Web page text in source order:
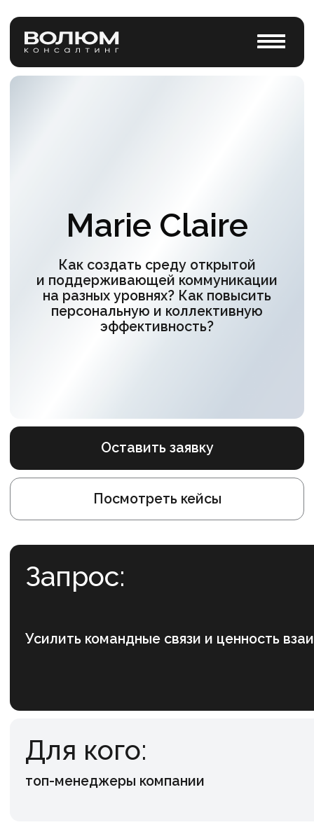
на разных уровнях? Как повысить
персональную и коллективную
эффективность?
Оставить заявку
Усилить командные связи и ценность взаимодействия
Офлайн-
мероприятие